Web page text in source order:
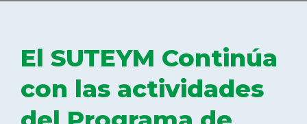
COMITÉ EJECUTIVO
COMISIÓN DE VIGILANCIA
El SUTEYM Continúa
con las actividades